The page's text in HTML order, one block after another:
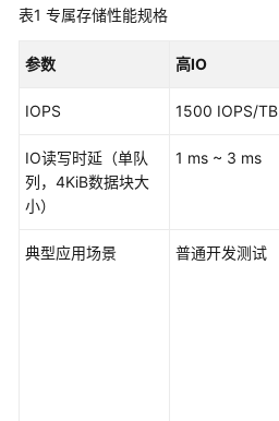
计
说
基
础
知
表1 专属存储性能规格
参数 高IO
IOPS 1500 IOPS/TB
IO读写时延（单队
列，4KiB数据块大
小）
1 ms ~ 3 ms
典型应用场景 普通开发测试